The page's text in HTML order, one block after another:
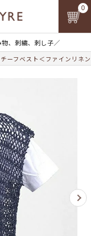
、刺繍、刺し子／
0
ーフベスト＜ファインリネ